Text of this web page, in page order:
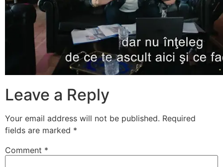
Leave a Reply
Your email address will not be published. Required
fields are marked *
Comment *